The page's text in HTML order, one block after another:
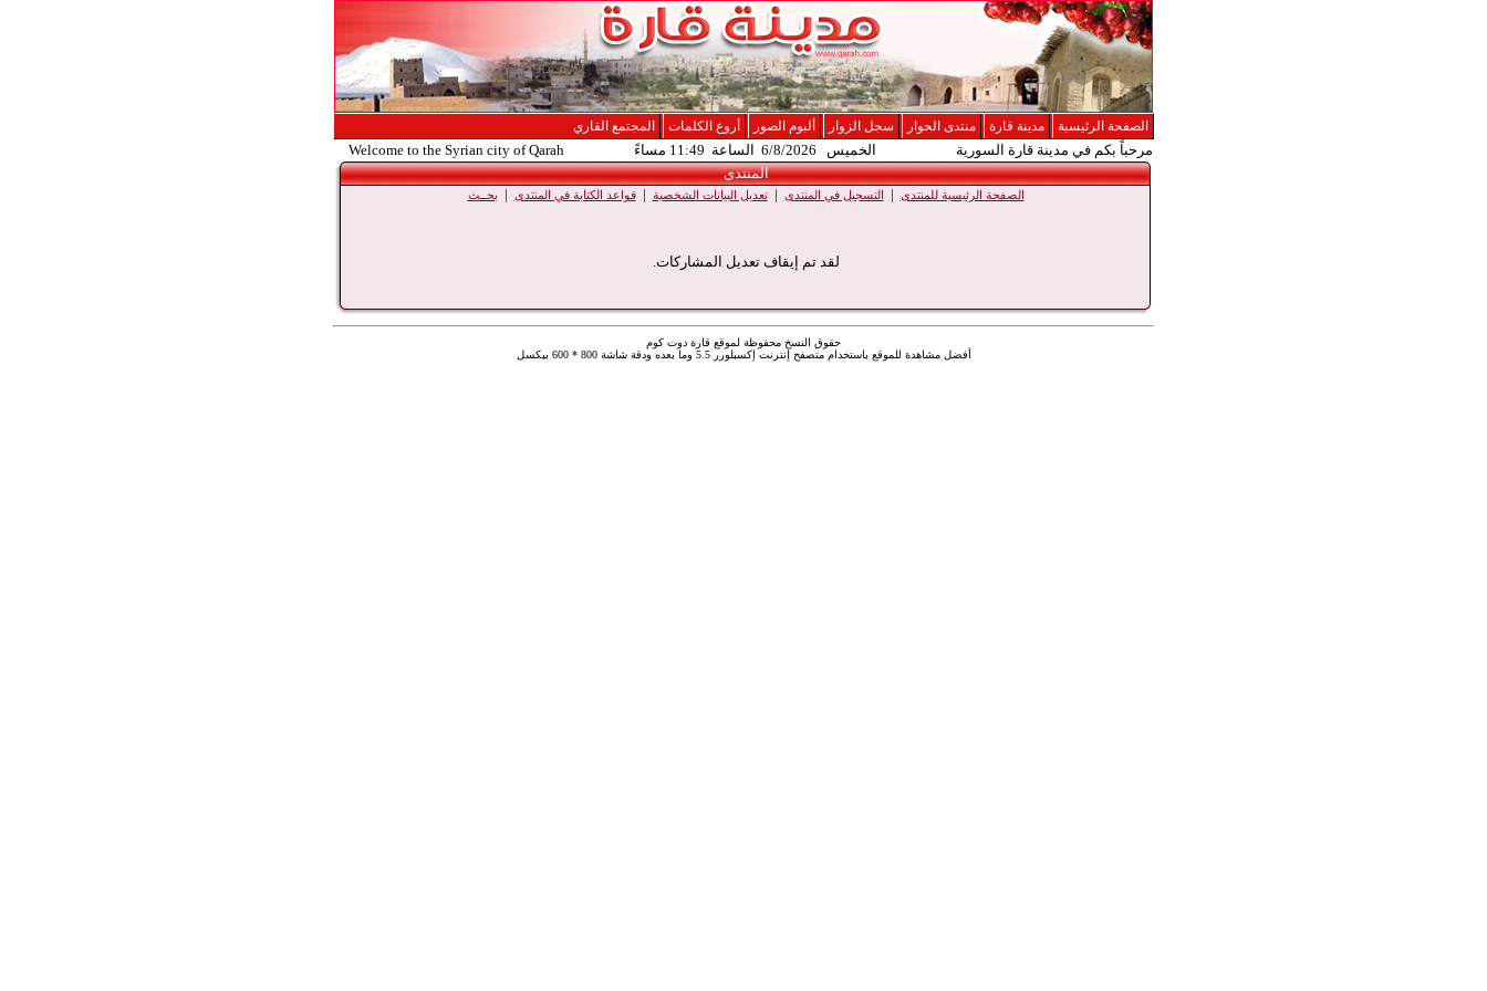
الصفحة الرئيسية مدينة قارة منتدى الحوار سجل الزوار ألبوم الصور أروع الكلمات المجتمع القاري
مرحباً بكم في مدينة قارة السورية الخميس 6/8/2026 الساعة 11:49 مساءً
Welcome to the Syrian city of Qarah
المنتدى
الصفحة الرئيسية للمنتدى | التسجيل في المنتدى |تعديل البيانات الشخصية |قواعد الكتابة في المنتدى | بحــث
لقد تم إيقاف تعديل المشاركات.
حقوق النسخ محفوظة لموقع قارة دوت كوم
أفضل مشاهدة للموقع باستخدام متصفح إنترنت إكسبلورر 5.5 وما بعده ودقة شاشة 800 * 600 بيكسل